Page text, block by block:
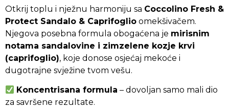
Otkrij toplu i nježnu harmoniju sa Coccolino Fresh &
Protect Sandalo & Caprifoglio omekšivačem.
Njegova posebna formula obogaćena je mirisnim
notama sandalovine i zimzelene kozje krvi
(caprifoglio), koje donose osjećaj mekoće i
dugotrajne svježine tvom vešu.
Koncentrisana formula – dovoljan samo mali dio
za savršene rezultate.